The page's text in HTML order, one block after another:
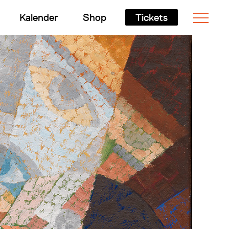
Kalender Shop Tickets